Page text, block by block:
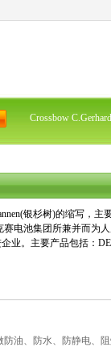
Crossbow
银杉树)的缩写，
赛电池集团所兼并而为
业。主要产品包括：
油、防水、防静电、